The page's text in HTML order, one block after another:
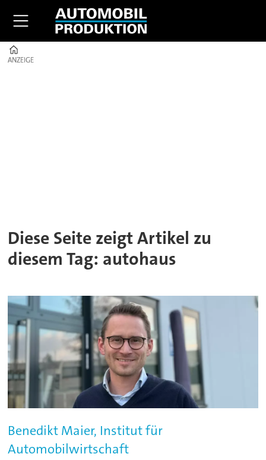
ANZEIGE
ANZEIGE
Diese Seite zeigt Artikel zu
diesem Tag: autohaus
Benedikt Maier, Institut für
Automobilwirtschaft